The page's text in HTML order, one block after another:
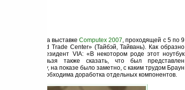
на выставке Computex 2007, проходящей с 5 по 9
«Taipei World Trade Center» (Тайбэй, Тайвань). Как образно
вице-президент VIA: «В некотором роде этот ноутбук
Нельзя также сказать, что был представлен
К примеру, на показе было заметно, с каким трудом Браун
Очевидно, необходима доработка отдельных компонентов.